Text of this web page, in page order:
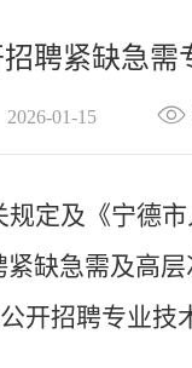
聘紧缺急
01-15
定及《宁德
缺急需及高
开招聘专业技